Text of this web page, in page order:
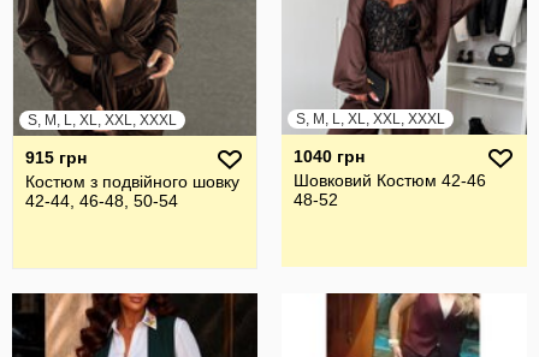
S, M, L, XL, XXL, XXXL
915 грн
Костюм з подвійного шовку
42-44, 46-48, 50-54
S, M, L, XL, XXL, XXXL
1040 грн
Шовковий Костюм 42-46
48-52